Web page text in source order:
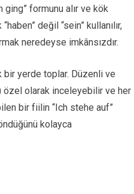
formunu alır ve kök
değil “sein” kullanılır,
neredeyse imkânsızdır.
bir yerde toplar. Düzenli ve
özel olarak inceleyebilir ve her
bir fiilin “Ich stehe auf”
kolayca